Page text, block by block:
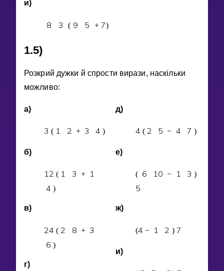
и)
8 3 ( 9 5 + 7)
1.5)
Розкрий дужки й спрости вирази, наскiльки
можливо:
а)
3 ( 1 2 + 3 4 )
б)
12 ( 1 3 + 1
4 )
в)
24 ( 2 8 + 3
6 )
г)
д)
4 ( 2 5 − 4 7 )
е)
( 6 10 − 1 3 )
5
ж)
(4 − 1 2 ) 7
и)